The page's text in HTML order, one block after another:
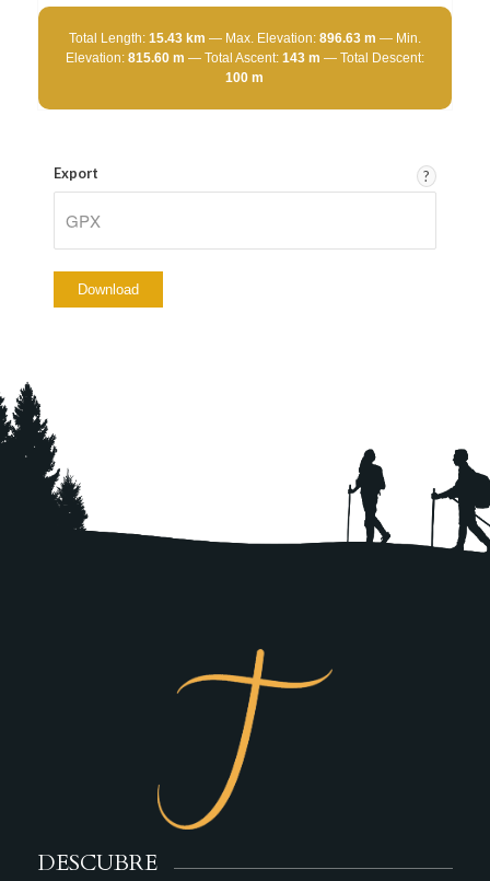
Total Length: 15.43 km Max. Elevation: 896.63 m
Min.
Elevation: 815.60 m Total Ascent: 143 m
Total Descent:
100 m
?
Export
DESCUBRE